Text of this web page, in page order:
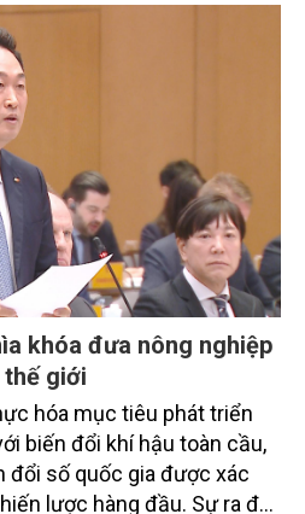
nhà nước, đơn vị nghiên cứu,
và nông dân đang trực
xuất lúa phát thải thấp.
khóa đưa nông nghiệp
giới
hóa mục tiêu phát triển
biến đổi khí hậu toàn cầu,
đổi số quốc gia được xác
lược hàng đầu. Sự ra đời